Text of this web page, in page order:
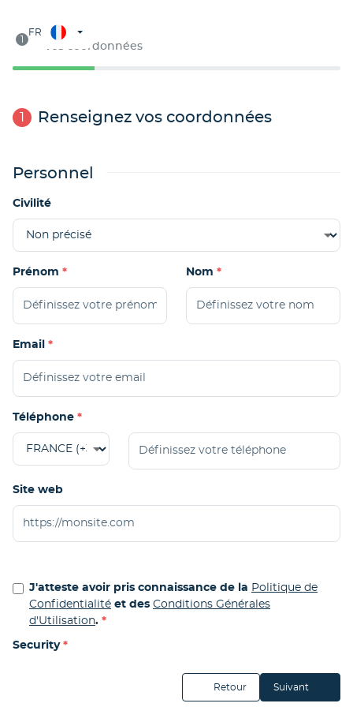
FR
1
Étape 1
Vos coordonnées
1 Renseignez vos coordonnées
Personnel
Civilité
Prénom Nom
Email
Téléphone
Site web
J'atteste avoir pris connaissance de la Politique de
Confidentialité et des Conditions Générales
d'Utilisation.
Security
Retour Suivant